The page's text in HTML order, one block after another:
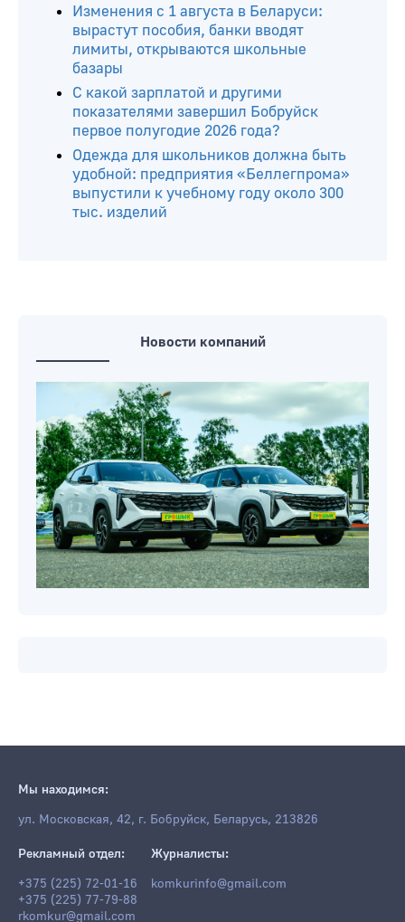
Изменения с 1 августа в Беларуси:
вырастут пособия, банки вводят
лимиты, открываются школьные
базары
С какой зарплатой и другими
показателями завершил Бобруйск
первое полугодие 2026 года?
Одежда для школьников должна быть
удобной: предприятия «Беллегпрома»
выпустили к учебному году около 300
тыс. изделий
Новости компаний
Мы находимся:
ул. Московская, 42, г. Бобруйск, Беларусь, 213826
Рекламный отдел:
+375 (225) 72-01-16
+375 (225) 77-79-88
rkomkur@gmail.com
Журналисты:
komkurinfo@gmail.com